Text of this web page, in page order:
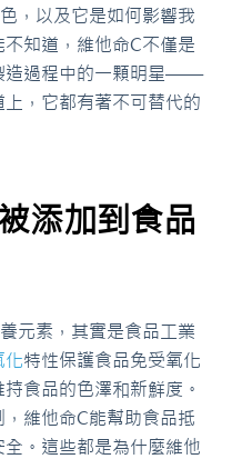
，以及它是如何影響我
知道，維他命C不僅是
造過程中的一顆明星——
，它都有著不可替代的
添加到食品
元素，其實是食品工業
化特性保護食品免受氧化
食品的色澤和新鮮度。
維他命C能幫助食品抵
。這些都是為什麼維他